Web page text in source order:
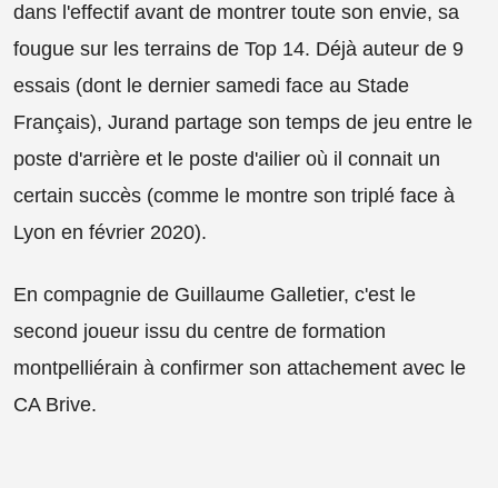
dans l'effectif avant de montrer toute son envie, sa
fougue sur les terrains de Top 14. Déjà auteur de 9
essais (dont le dernier samedi face au Stade
Français), Jurand partage son temps de jeu entre le
poste d'arrière et le poste d'ailier où il connait un
certain succès (comme le montre son triplé face à
Lyon en février 2020).
En compagnie de Guillaume Galletier, c'est le
second joueur issu du centre de formation
montpelliérain à confirmer son attachement avec le
CA Brive.